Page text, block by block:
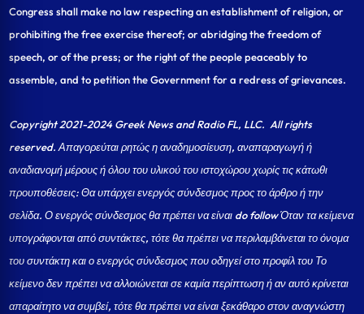
Congress shall make no law respecting an establishment of religion, or
prohibiting the free exercise thereof; or abridging the freedom of
speech, or of the press; or the right of the people peaceably to
assemble, and to petition the Government for a redress of grievances.
Copyright 2021-2024 Greek News and Radio FL, LLC. All rights
reserved. Απαγορεύται ρητώς η αναδημοσίευση, αναπαραγωγή ή
αναδιανομή μέρους ή όλου του υλικού του ιστοχώρου χωρίς τις κάτωθι
προυποθέσεις: Θα υπάρχει ενεργός σύνδεσμος προς το άρθρο ή την
σελίδα.Ο ενεργός σύνδεσμος θα πρέπει να είναι do follow Όταν τα κείμενα
υπογράφονται από συντάκτες, τότε θα πρέπει να περιλαμβάνεται το όνομα
του συντάκτη και ο ενεργός σύνδεσμος που οδηγεί στο προφίλ του Το
κείμενο δεν πρέπει να αλλοιώνεται σε καμία περίπτωση ή αν αυτό κρίνεται
απαραίτητο να συμβεί, τότε θα πρέπει να είναι ξεκάθαρο στον αναγνώστη